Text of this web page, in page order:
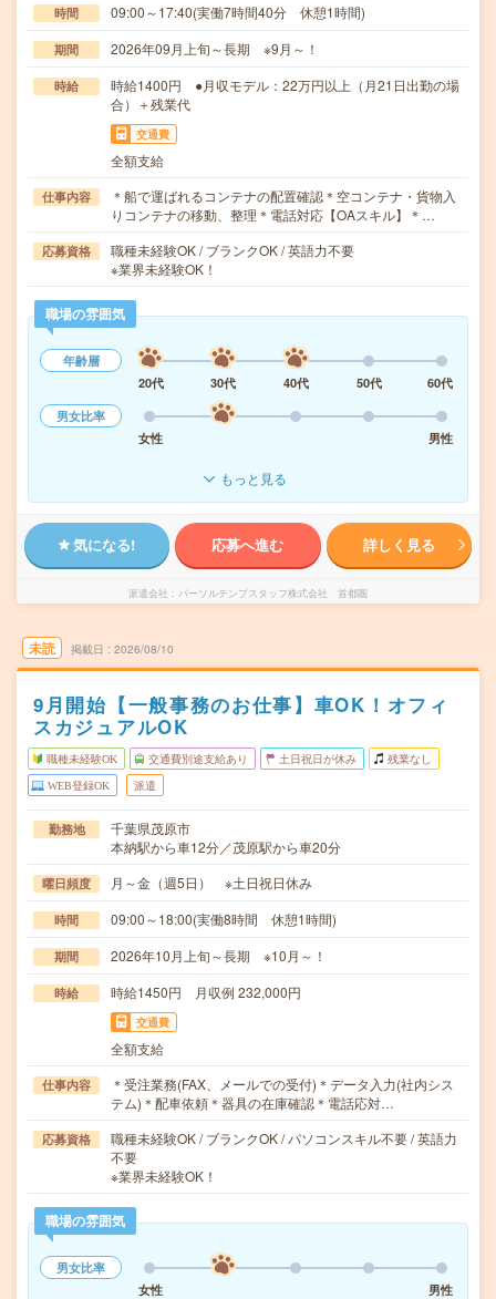
時間 09:00～17:40(実働7時間40分 休憩1時間)
期間 2026年09月上旬～長期 ※9月～！
時給
時給1400円 ●月収モデル：22万円以上（月21日出勤の場
合）＋残業代
交通費
全額支給
仕事内容
＊船で運ばれるコンテナの配置確認＊空コンテナ・貨物入
りコンテナの移動、整理＊電話対応【OAスキル】＊…
応募資格
職種未経験OK / ブランクOK / 英語力不要
※業界未経験OK！
職場の雰囲気
年齢層
20代
30代 40代 50代
60代
男女比率
女性
男性
もっと見る
気になる! 応募へ進む 詳しく見る
派遣会社 パーソルテンプスタッフ株式会社 首都圏
未読 掲載日 2026/08/10
9月開始【一般事務のお仕事】車OK！オフィ
スカジュアルOK
職種未経験OK 交通費別途支給あり 土日祝日が休み 残業なし
WEB登録OK 派遣
勤務地
千葉県茂原市
本納駅から車12分／茂原駅から車20分
曜日頻度 月～金（週5日） ※土日祝日休み
時間 09:00～18:00(実働8時間 休憩1時間)
期間 2026年10月上旬～長期 ※10月～！
時給 時給1450円 月収例 232,000円
交通費
全額支給
仕事内容
＊受注業務(FAX、メールでの受付)＊データ入力(社内シス
テム)＊配車依頼＊器具の在庫確認＊電話応対…
応募資格
職種未経験OK / ブランクOK / パソコンスキル不要 / 英語力
不要
※業界未経験OK！
職場の雰囲気
男女比率
女性
男性